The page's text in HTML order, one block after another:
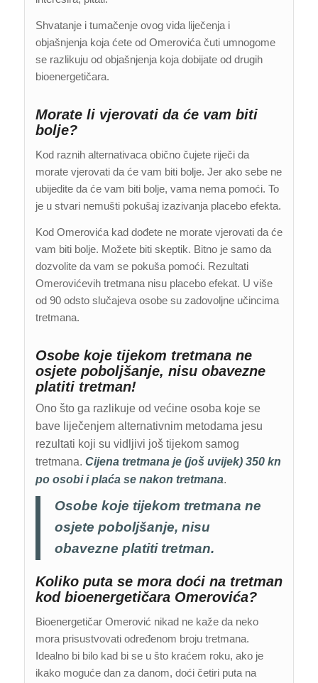
Shvatanje i tumačenje ovog vida liječenja i
objašnjenja koja ćete od Omerovića čuti umnogome
se razlikuju od objašnjenja koja dobijate od drugih
bioenergetičara.
Morate li vjerovati da će vam biti
bolje?
Kod raznih alternativaca obično čujete riječi da
morate vjerovati da će vam biti bolje. Jer ako sebe ne
ubijedite da će vam biti bolje, vama nema pomoći. To
je u stvari nemušti pokušaj izazivanja placebo efekta.
Kod Omerovića kad dođete ne morate vjerovati da će
vam biti bolje. Možete biti skeptik. Bitno je samo da
dozvolite da vam se pokuša pomoći. Rezultati
Omerovićevih tretmana nisu placebo efekat. U više
od 90 odsto slučajeva osobe su zadovoljne učincima
tretmana.
Osobe koje tijekom tretmana ne
osjete poboljšanje, nisu obavezne
platiti tretman!
Ono što ga razlikuje od većine osoba koje se
bave liječenjem alternativnim metodama jesu
rezultati koji su vidljivi još tijekom samog
tretmana. Cijena tretmana je (još uvijek) 350 kn
po osobi i plaća se nakon tretmana.
Osobe koje tijekom tretmana ne
osjete poboljšanje, nisu
obavezne platiti tretman.
Koliko puta se mora doći na tretman
kod bioenergetičara Omerovića?
Bioenergetičar Omerović nikad ne kaže da neko
mora prisustvovati određenom broju tretmana.
Idealno bi bilo kad bi se u što kraćem roku, ako je
ikako moguće dan za danom, doći četiri puta na